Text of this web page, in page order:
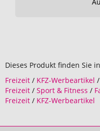
Dieses Produkt finden Sie
Freizeit / KFZ-Werbeartikel /
Freizeit / Sport & Fitness /
Freizeit / KFZ-Werbeartikel